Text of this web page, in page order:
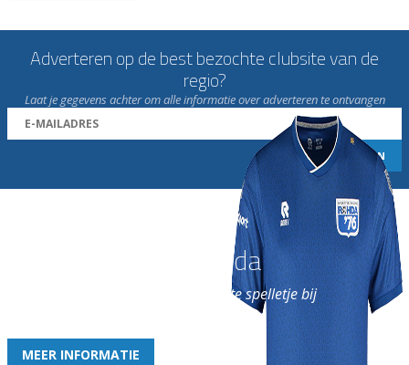
Adverteren op de best bezochte clubsite van de
regio?
Laat je gegevens achter om alle informatie over adverteren te ontvangen
Word nu lid van Rohda
en geniet iedere week van het leukste spelletje bij
MEER INFORMATIE